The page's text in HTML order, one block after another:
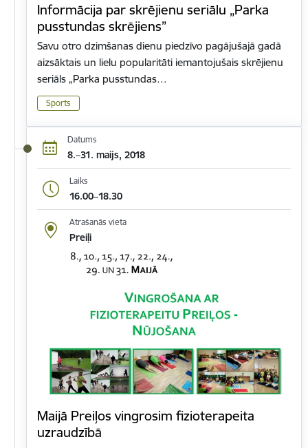
Informācija par skrējienu seriālu „Parka
pusstundas skrējiens”
Savu otro dzimšanas dienu piedzīvo pagājušajā gadā
aizsāktais un lielu popularitāti iemantojušais skrējienu
seriāls „Parka pusstundas…
Sports
Datums
8.–31. maijs, 2018
Laiks
16.00–18.30
Atrašanās vieta
Preiļi
Maijā Preiļos vingrosim fizioterapeita
uzraudzībā